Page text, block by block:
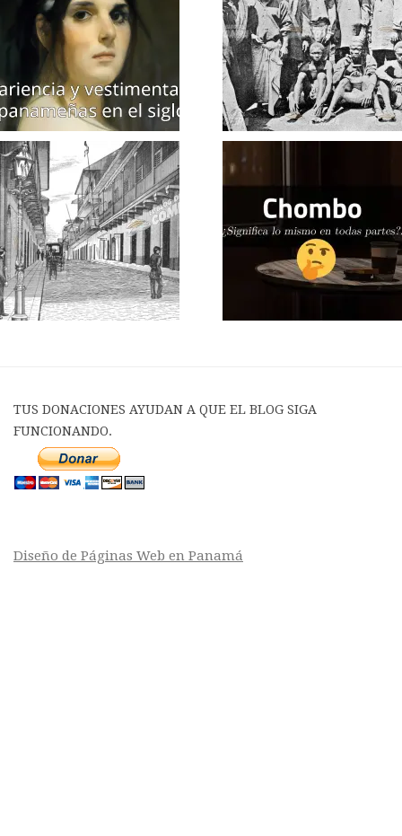
TUS DONACIONES AYUDAN A QUE EL BLOG SIGA
FUNCIONANDO.
Diseño de Páginas Web en Panamá